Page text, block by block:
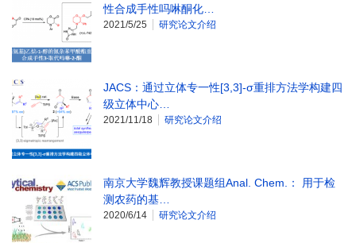
性合成手性吗啉酮化…
2021/5/25 研究论文介绍
JACS：通过立体专一性[3,3]-σ重排方法学构建四
级立体中心…
2021/11/18 研究论文介绍
南京大学魏辉教授课题组Anal. Chem.： 用于检
测农药的基…
2020/6/14 研究论文介绍